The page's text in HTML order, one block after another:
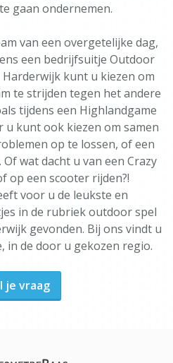
gaan ondernemen.
van een overgetelijke dag,
een bedrijfsuitje Outdoor
kunt u kiezen om
te strijden tegen het andere
tijdens een Highlandgame
u kunt ook kiezen om samen
op te lossen, of een
wat dacht u van een Crazy
op een scooter rijden?!
voor u de leukste en
in de rubriek outdoor spel
gevonden. Bij ons vindt u
in de door u gekozen regio.
je vraag